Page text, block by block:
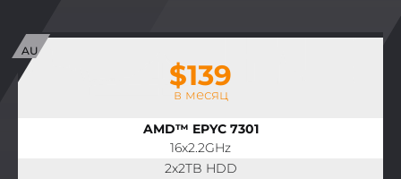
$139
в месяц
AMD™ EPYC 7301
16x2.2GHz
2x2TB HDD